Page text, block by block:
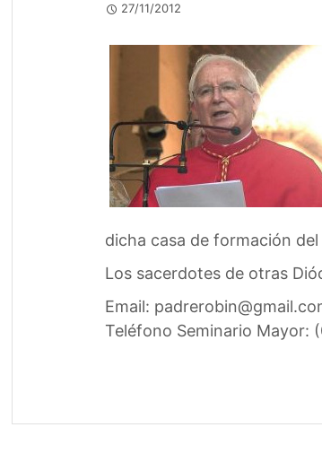
27/11/2012
dicha casa de formación
Los sacerdotes de otras
Email:
Teléfono Seminario Mayor: